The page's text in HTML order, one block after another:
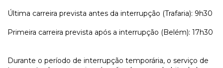
Última carreira prevista antes da interrupção (Trafaria): 9h30
Primeira carreira prevista após a interrupção (Belém): 17h30
Durante o período de interrupção temporária, o serviço de